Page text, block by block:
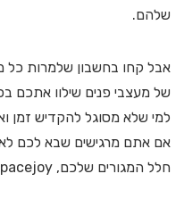
שלהם.
אבל קחו בחשבון שלמרות כל
של מעצבי פנים שילוו אתכם
למי שלא מסוגל להקדיש זמן
אם אתם מרגישים שבא לכם
חלל המגורים שלכם, Spacejoy היא בהחלט אופציה טובה.